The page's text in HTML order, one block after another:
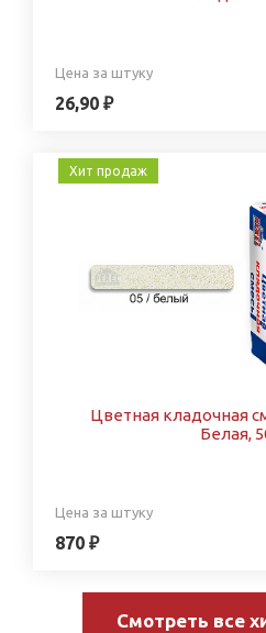
Цена за штуку
26,90 ₽
Хит продаж
Цветная кладочная
Белая,
Цена за штуку
870 ₽
Смотреть все